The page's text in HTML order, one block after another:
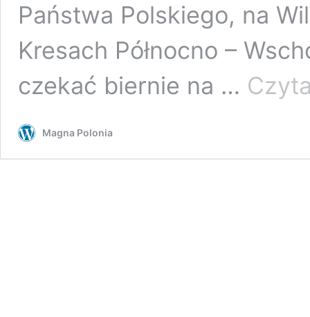
Państwa Polskiego, na
Kresach Północno –
czekać biernie na …
Magna Polonia